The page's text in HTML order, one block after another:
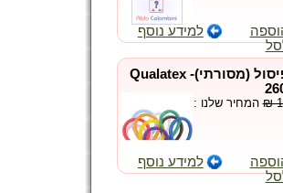
למידע נוסף
250 בלונים לפיסול (מסורתי)- Qualatex
₪המחיר שלנו :
למידע נוסף